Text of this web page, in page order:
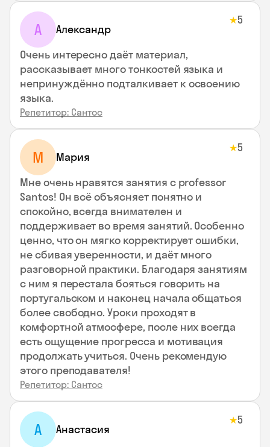
А Александр
★5
Очень интересно даёт материал,
рассказывает много тонкостей языка и
непринуждённо подталкивает к освоению
языка.
Репетитор: Сантос
М Мария
★5
Мне очень нравятся занятия с professor
Santos! Он всё объясняет понятно и
спокойно, всегда внимателен и
поддерживает во время занятий. Особенно
ценно, что он мягко корректирует ошибки,
не сбивая уверенности, и даёт много
разговорной практики. Благодаря занятиям
с ним я перестала бояться говорить на
португальском и наконец начала общаться
более свободно. Уроки проходят в
комфортной атмосфере, после них всегда
есть ощущение прогресса и мотивация
продолжать учиться. Очень рекомендую
этого преподавателя!
Репетитор: Сантос
А Анастасия
★5